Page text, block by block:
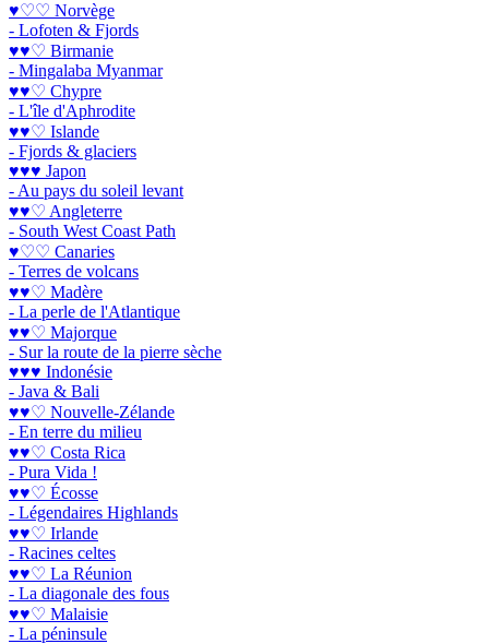
♥♡♡ Norvège
- Lofoten & Fjords
♥♥♡ Birmanie
- Mingalaba Myanmar
♥♥♡ Chypre
- L'île d'Aphrodite
♥♥♡ Islande
- Fjords & glaciers
♥♥♥ Japon
- Au pays du soleil levant
♥♥♡ Angleterre
- South West Coast Path
♥♡♡ Canaries
- Terres de volcans
♥♥♡ Madère
- La perle de l'Atlantique
♥♥♡ Majorque
- Sur la route de la pierre sèche
♥♥♥ Indonésie
- Java & Bali
♥♥♡ Nouvelle-Zélande
- En terre du milieu
♥♥♡ Costa Rica
- Pura Vida !
♥♥♡ Écosse
- Légendaires Highlands
♥♥♡ Irlande
- Racines celtes
♥♥♡ La Réunion
- La diagonale des fous
♥♥♡ Malaisie
- La péninsule